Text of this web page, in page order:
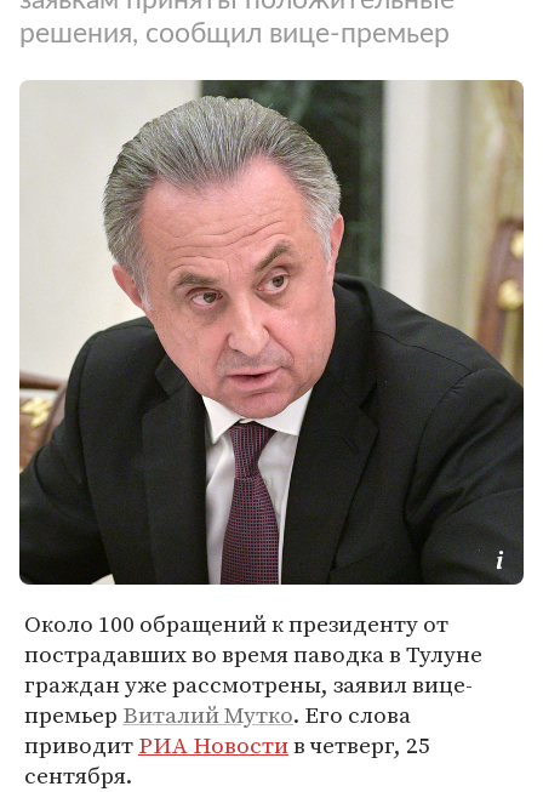
решения, сообщил вице-премьер
Около 100 обращений к президенту от
пострадавших во время паводка в Тулуне
граждан уже рассмотрены, заявил вице-
премьер Виталий Мутко. Его слова
приводитРИА Новостив четверг, 25
сентября.